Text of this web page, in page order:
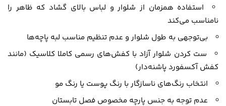
استفاده همزمان از شلوار و لباس بالای گشاد که ظاهر را
نامناسب می‌کند
بی‌توجهی به طول شلوار و عدم تنظیم مناسب لبه پاچه‌ها
ست کردن شلوار آزاد با کفش‌های رسمی کاملا کلاسیک (مانند
کفش آکسفورد پاشنه‌دار)
انتخاب رنگ‌های ناسازگار با رنگ پوست یا رنگ مو
عدم توجه به جنس پارچه مخصوص فصل تابستان